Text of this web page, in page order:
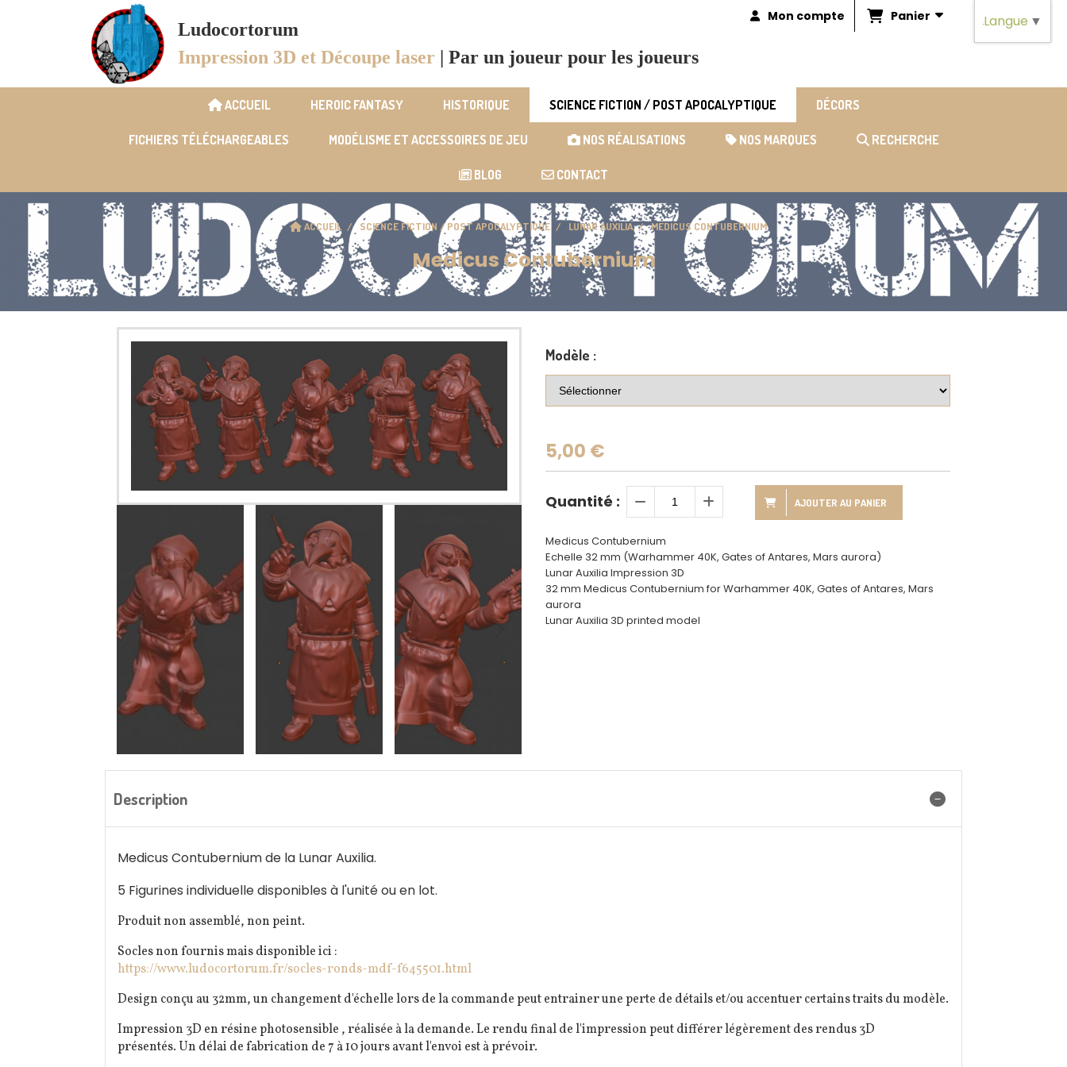
Ludocortorum
Impression 3D et Découpe laser | Par un joueur pour les joueurs
Mon compte Panier
ACCUEIL HEROIC FANTASY HISTORIQUE SCIENCE FICTION / POST APOCALYPTIQUE DÉCORS
FICHIERS TÉLÉCHARGEABLES MODÉLISME ET ACCESSOIRES DE JEU NOS RÉALISATIONS NOS MARQUES RECHERCHE
BLOG CONTACT
ACCUEIL SCIENCE FICTION / POST APOCALYPTIQUE LUNAR AUXILIA MEDICUS CONTUBERNIUM
Medicus Contubernium
Modèle :
5,00 €
Quantité : AJOUTER AU PANIER
Medicus Contubernium
Echelle 32 mm (Warhammer 40K, Gates of Antares, Mars aurora)
Lunar Auxilia Impression 3D
32 mm Medicus Contubernium for Warhammer 40K, Gates of Antares, Mars
aurora
Lunar Auxilia 3D printed model
Description
Medicus Contubernium de la Lunar Auxilia.
5 Figurines individuelle disponibles à l'unité ou en lot.
Produit non assemblé, non peint.
Socles non fournis mais disponible ici :
https://www.ludocortorum.fr/socles-ronds-mdf-f645501.html
Design conçu au 32mm, un changement d'échelle lors de la commande peut entrainer une perte de détails et/ou accentuer certains traits du modèle.
Impression 3D en résine photosensible , réalisée à la demande. Le rendu final de l'impression peut différer légèrement des rendus 3D
présentés. Un délai de fabrication de 7 à 10 jours avant l'envoi est à prévoir.
Langue ▼
Panneau de gestion des cookies